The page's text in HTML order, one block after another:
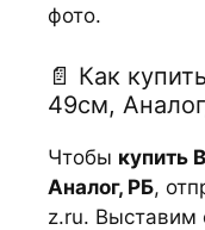
фото.
📄 Как
49см,
Чтобы купить
Аналог, РБ,
z.ru. Выставим